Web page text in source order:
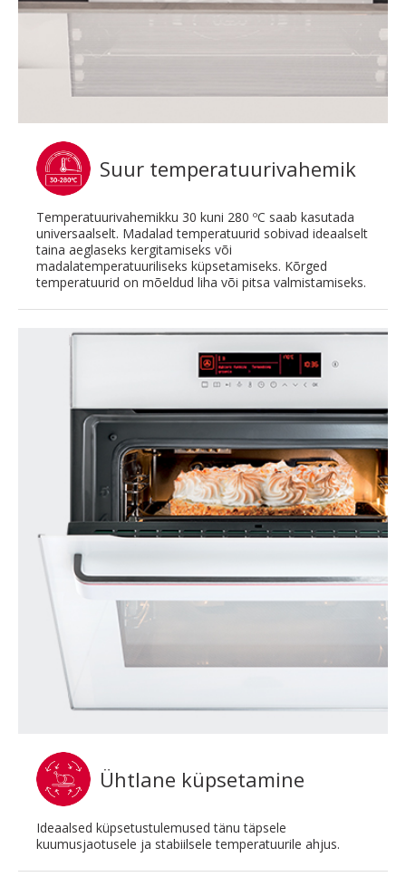
Suur temperatuurivahemik
Temperatuurivahemikku 30 kuni 280 ºC saab kasutada
universaalselt. Madalad temperatuurid sobivad ideaalselt
taina aeglaseks kergitamiseks või
madalatemperatuuriliseks küpsetamiseks. Kõrged
temperatuurid on mõeldud liha või pitsa valmistamiseks.
Ühtlane küpsetamine
Ideaalsed küpsetustulemused tänu täpsele
kuumusjaotusele ja stabiilsele temperatuurile ahjus.